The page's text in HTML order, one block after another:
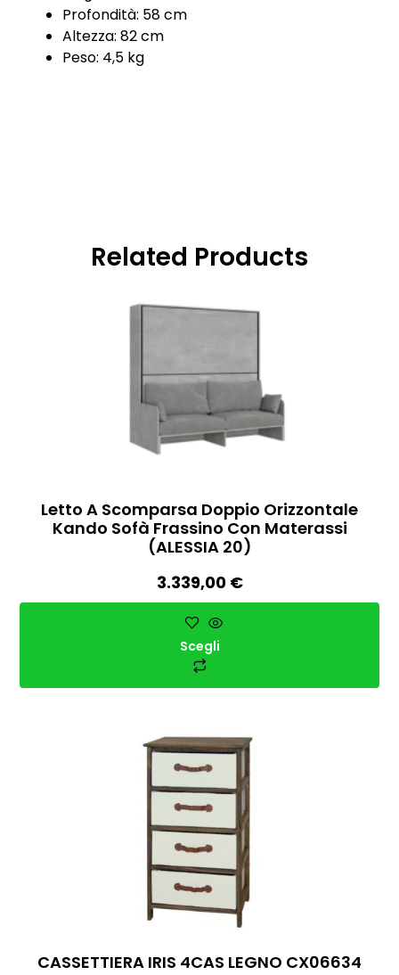
Profondità: 58 cm
Altezza: 82 cm
Peso: 4,5 kg
Related Products
Letto A Scomparsa Doppio Orizzontale
Kando Sofà Frassino Con Materassi
(ALESSIA 20)
3.339,00 €
Scegli
CASSETTIERA IRIS 4CAS LEGNO CX06634